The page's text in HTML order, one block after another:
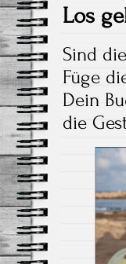
Los
Sind
Füge
Dein
die